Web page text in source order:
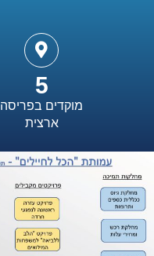
5
מוקדים בפריסה
ארצית​